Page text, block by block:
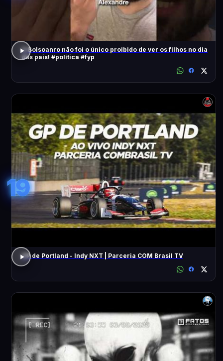
O Bolsoanro não foi o único proibido de ver os filhos no dia
dos pais! #política #fyp
19
GP de Portland - Indy NXT | Parceria COM Brasil TV